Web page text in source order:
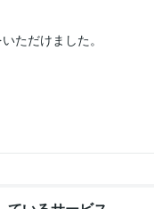
ただけました。